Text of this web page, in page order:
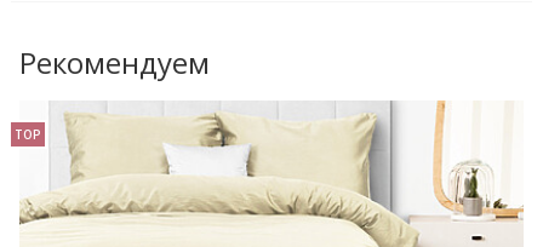
Рекомендуем
TOP